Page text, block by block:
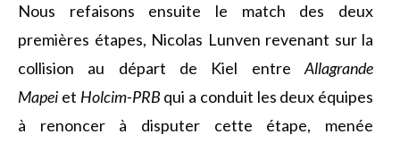
Nous refaisons ensuite le match des deux
premières étapes, Nicolas Lunven revenant sur la
collision au départ de Kiel entre Allagrande
Mapei et Holcim-PRB qui a conduit les deux équipes
à renoncer à disputer cette étape, menée